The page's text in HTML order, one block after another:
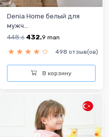
Denia Home белый для
мужч...
448.6 432.9 man
498 отзыв(ов)
В корзину